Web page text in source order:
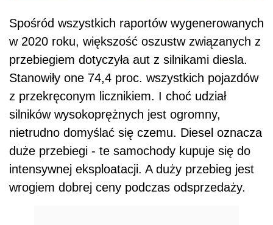
Spośród wszystkich raportów wygenerowanych
w 2020 roku, większość oszustw związanych z
przebiegiem dotyczyła aut z silnikami diesla.
Stanowiły one 74,4 proc. wszystkich pojazdów
z przekręconym licznikiem. I choć udział
silników wysokoprężnych jest ogromny,
nietrudno domyślać się czemu. Diesel oznacza
duże przebiegi - te samochody kupuje się do
intensywnej eksploatacji. A duży przebieg jest
wrogiem dobrej ceny podczas odsprzedaży.